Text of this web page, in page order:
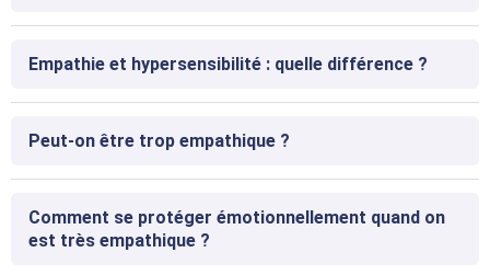
Empathie et hypersensibilité : quelle différence ?
Peut-on être trop empathique ?
Comment se protéger émotionnellement quand on
est très empathique ?